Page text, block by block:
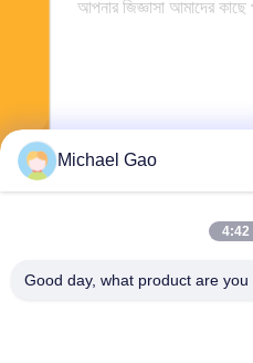
Michael Gao
4:42
Good day, what product are